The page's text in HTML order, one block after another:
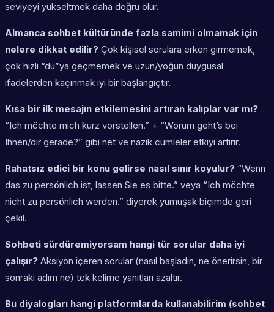
seviyeyi yükseltmek daha doğru olur.
Almanca sohbet kültüründe fazla samimi olmamak için
nelere dikkat edilir? Çok kişisel sorulara erken girmemek,
çok hızlı “du”ya geçmemek ve uzun/yoğun duygusal
ifadelerden kaçınmak iyi bir başlangıçtır.
Kısa bir ilk mesajın etkilemesini artıran kalıplar var mı?
“Ich möchte mich kurz vorstellen.” + “Worum geht’s bei
Ihnen/dir gerade?” gibi net ve nazik cümleler etkiyi artırır.
Rahatsız edici bir konu gelirse nasıl sınır koyulur? “Wenn
das zu persönlich ist, lassen Sie es bitte.” veya “Ich möchte
nicht zu persönlich werden.” diyerek yumuşak biçimde geri
çekil.
Sohbeti sürdüremiyorsam hangi tür sorular daha iyi
çalışır? Aksiyon içeren sorular (nasıl başladın, ne önerirsin, bir
sonraki adım ne) tek kelime yanıtları azaltır.
Bu diyalogları hangi platformlarda kullanabilirim (sohbet